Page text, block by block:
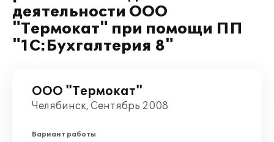
деятельности ООО
"Термокат" при помощи ПП
"1С:Бухгалтерия 8"
ООО "Термокат"
Челябинск, Сентябрь 2008
Вариант работы